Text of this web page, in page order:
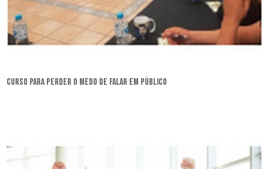
curso para perder o medo de falar em público